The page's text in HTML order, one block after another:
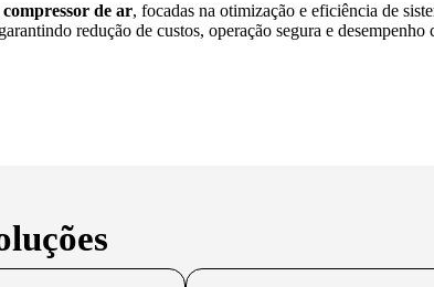
de ar, focadas na otimização e eficiência de
redução de custos, operação segura e